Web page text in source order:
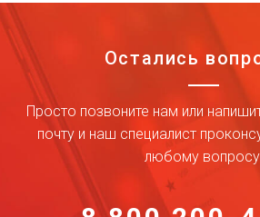
Остались
Просто позвоните нам или
почту и наш специалист
любому